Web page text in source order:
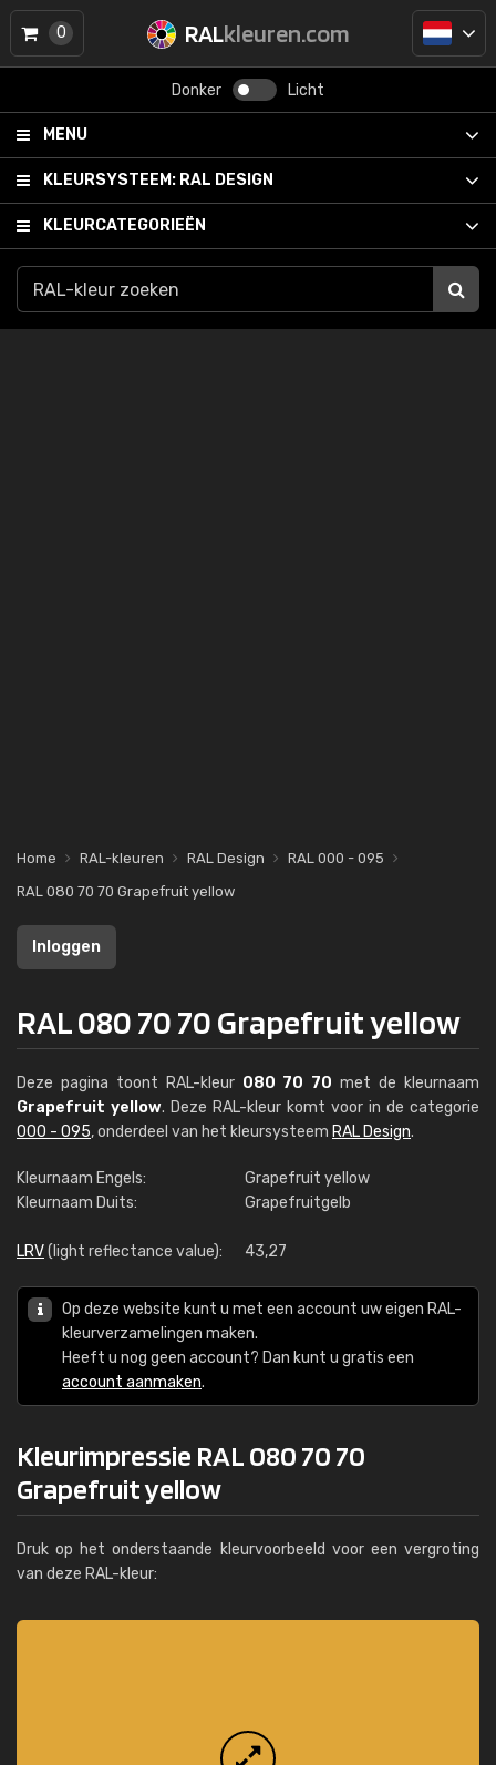
RALkleuren.com
Donker Licht
MENU
KLEURSYSTEEM: RAL DESIGN
KLEURCATEGORIEËN
0
Home RAL-kleuren RAL Design
RAL 000 - 095
RAL 080 70 70 Grapefruit yellow
Inloggen
RAL 080 70 70 Grapefruit yellow
Deze pagina toont RAL-kleur 080 70 70 met de kleurnaam
Grapefruit yellow. Deze RAL-kleur komt voor in de categorie
000 - 095, onderdeel van het kleursysteem RAL Design.
Kleurnaam Engels:
Grapefruit yellow
Kleurnaam Duits:
Grapefruitgelb
LRV(light reflectance value): 43,27
Op deze website kunt u met een account uw eigen RAL-
kleurverzamelingen maken.
Heeft u nog geen account? Dan kunt u gratis een
account aanmaken.
Kleurimpressie RAL 080 70 70
Grapefruit yellow
Druk op het onderstaande kleurvoorbeeld voor een vergroting
van deze RAL-kleur: